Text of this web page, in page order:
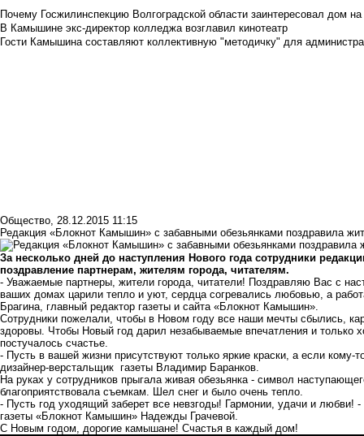
Почему Госжилинспекцию Волгоградской области заинтересовал дом
В Камышине экс-директор колледжа возглавил кинотеатр
Гости Камышина составляют коллективную "методичку" для
Общество, 28.12.2015 11:15
Редакция «Блокнот Камышин» с забавными обезьянками поздравила
За несколько дней до наступления Нового года сотрудники
поздравление партнерам, жителям города, читателям.
- Уважаемые партнеры, жители города, читатели! Поздравляю Вас с
ваших домах царили тепло и уют, сердца согревались любовью, а
Брагина, главный редактор газеты и сайта «Блокнот Камышин».
Сотрудники пожелали, чтобы в Новом году все наши мечты сбылись,
здоровы. Чтобы Новый год дарил незабываемые впечатления и
постучалось счастье.
- Пусть в вашей жизни присутствуют только яркие краски, а если
дизайнер-верстальщик газеты Владимир Баранков.
На руках у сотрудников прыгала живая обезьянка - символ
благоприятствовала съемкам. Шел снег и было очень тепло.
- Пусть год уходящий заберет все невзгоды! Гармонии, удачи и любви!
газеты «Блокнот Камышин» Надежды Грачевой.
С Новым годом, дорогие камышане! Счастья в каждый дом!